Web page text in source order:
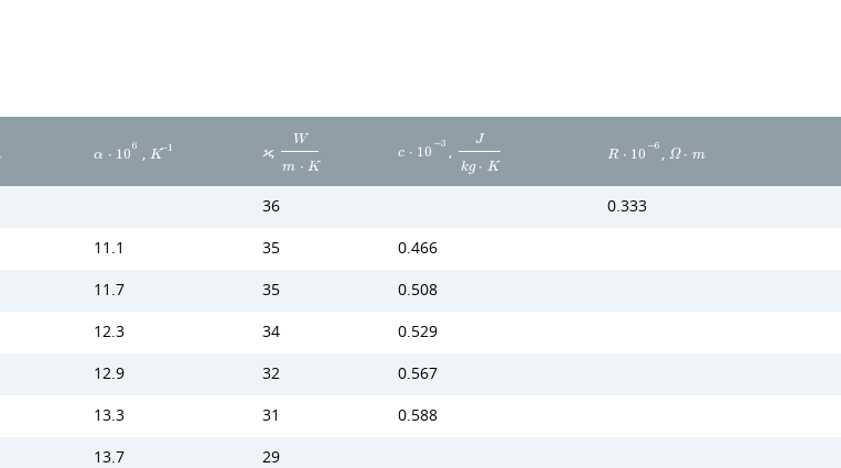
α ⋅ 10
6 ,K−1 ϰ,
W
m ⋅ K
c ⋅ 10
−3 ,
J
kg ⋅ K
R ⋅ 10
−6 , Ω ⋅ m
36 0.333
11.1 35 0.466
11.7 35 0.508
12.3 34 0.529
12.9 32 0.567
13.3 31 0.588
13.7 29